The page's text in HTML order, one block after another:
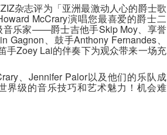
杂志评为「亚洲最激动人心的爵士歌
McCrary演唱您最喜爱的爵士二
音乐家——爵士吉他手Skip Moy、享誉
Gagnon、鼓手Anthony Fernandes、
手Zoey Lai的伴奏下为观众带来一场充
、Jennifer Palor以及他们的乐队成
界级的音乐技巧和艺术魅力！机会难